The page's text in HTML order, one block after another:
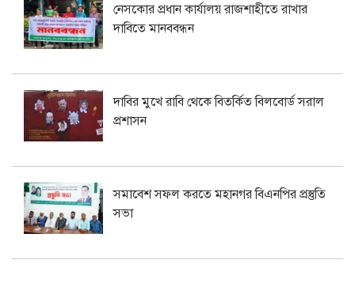
নেসকোর প্রধান কার্যালয় রাজশাহীতে রাখার
দাবিতে মানববন্ধন
দাবির মুখে রাবি থেকে বিতর্কিত বিলবোর্ড সরাল
প্রশাসন
সমাবেশ সফল করতে মহানগর বিএনপির প্রস্তুতি
সভা